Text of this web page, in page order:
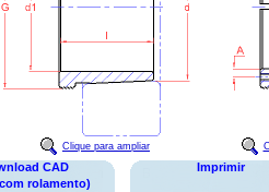
Clique para ampliar
CAD
rolamento)
Imprimir